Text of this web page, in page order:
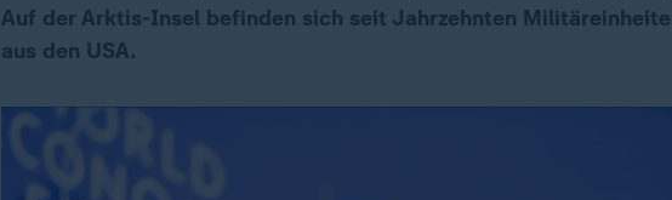
Auf der Arktis-Insel befinden sich seit Jahrzehnten
aus den USA.